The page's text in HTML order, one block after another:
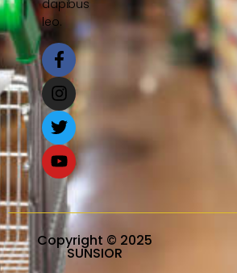
dapibus
leo.
Copyright © 2025
SUNSIOR